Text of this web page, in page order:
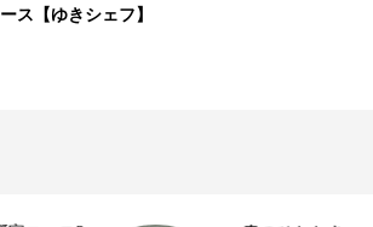
ース【ゆきシェフ】